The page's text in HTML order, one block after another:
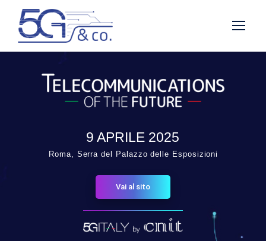
Roma, Serra del Palazzo delle Esposizioni
9 APRILE 2025
Vai al sito